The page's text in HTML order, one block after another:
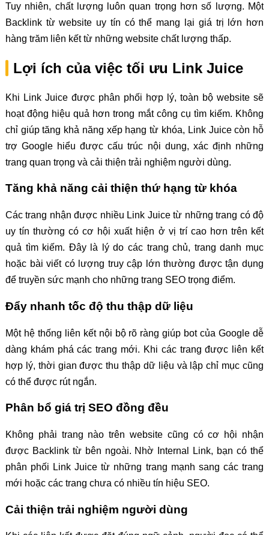
Tuy nhiên, chất lượng luôn quan trọng hơn số lượng. Một
Backlink từ website uy tín có thể mang lại giá trị lớn hơn
hàng trăm liên kết từ những website chất lượng thấp.
Lợi ích của việc tối ưu Link Juice
Khi Link Juice được phân phối hợp lý, toàn bộ website sẽ
hoạt động hiệu quả hơn trong mắt công cụ tìm kiếm. Không
chỉ giúp tăng khả năng xếp hạng từ khóa, Link Juice còn hỗ
trợ Google hiểu được cấu trúc nội dung, xác định những
trang quan trọng và cải thiện trải nghiệm người dùng.
Tăng khả năng cải thiện thứ hạng từ khóa
Các trang nhận được nhiều Link Juice từ những trang có độ
uy tín thường có cơ hội xuất hiện ở vị trí cao hơn trên kết
quả tìm kiếm. Đây là lý do các trang chủ, trang danh mục
hoặc bài viết có lượng truy cập lớn thường được tận dụng
để truyền sức mạnh cho những trang SEO trọng điểm.
Đẩy nhanh tốc độ thu thập dữ liệu
Một hệ thống liên kết nội bộ rõ ràng giúp bot của Google dễ
dàng khám phá các trang mới. Khi các trang được liên kết
hợp lý, thời gian được thu thập dữ liệu và lập chỉ mục cũng
có thể được rút ngắn.
Phân bổ giá trị SEO đồng đều
Không phải trang nào trên website cũng có cơ hội nhận
được Backlink từ bên ngoài. Nhờ Internal Link, bạn có thể
phân phối Link Juice từ những trang mạnh sang các trang
mới hoặc các trang chưa có nhiều tín hiệu SEO.
Cải thiện trải nghiệm người dùng